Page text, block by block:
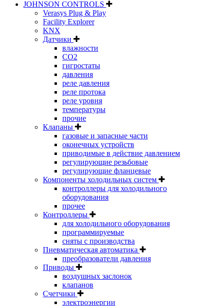
JOHNSON CONTROLS
Verasys Plug & Play
Facility Explorer
KNX
Датчики
влажности
CO2
гигростаты
давления
реле давления
реле протока
реле уровня
температуры
прочие
Клапаны
газовые и запасные части
оконечных устройств
приводимые в действие давлением
регулирующие резьбовые
регулирующие фланцевые
Компоненты холодильных систем
контроллеры для холодильного
оборудования
прочее
Контроллеры
для холодильного оборудования
программируемые
сняты с производства
Пневматическая автоматика
преобразователи давления
Приводы
воздушных заслонок
клапанов
Счетчики
электроэнергии